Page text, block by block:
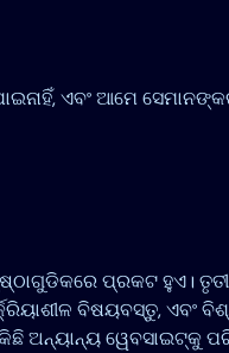
ଏବଂ ଆମେ
ପ୍ରକଟ ହୁଏ।
ବିଷୟବସ୍ତୁ,
ୱେବସାଇଟ୍‌କୁ